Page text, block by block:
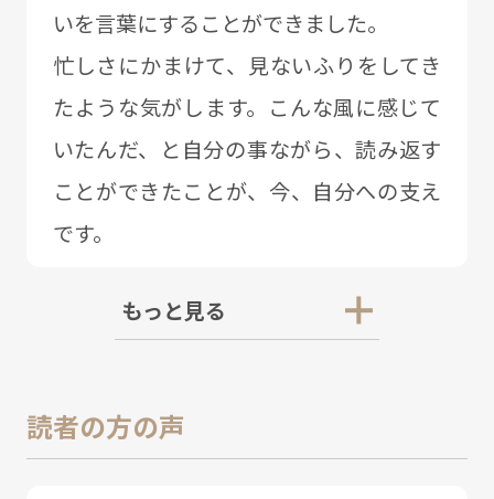
いを⾔葉にすることができました。
忙しさにかまけて、⾒ないふりをしてき
たような気がします。こんな⾵に感じて
いたんだ、と⾃分の事ながら、読み返す
ことができたことが、今、⾃分への⽀え
です。
もっと見る
読者の方の声